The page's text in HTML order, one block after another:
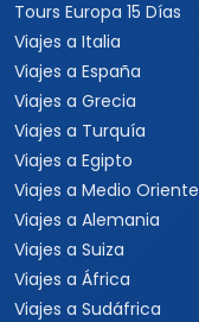
Tours Europa 15 Días
Viajes a Italia
Viajes a España
Viajes a Grecia
Viajes a Turquía
Viajes a Egipto
Viajes a Medio Oriente
Viajes a Alemania
Viajes a Suiza
Viajes a África
Viajes a Sudáfrica